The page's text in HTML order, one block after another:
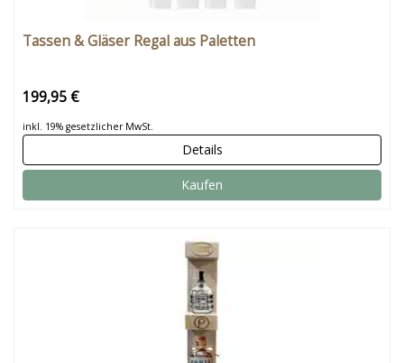
Tassen & Gläser Regal aus Paletten
199,95 €
inkl. 19% gesetzlicher MwSt.
Details
Kaufen